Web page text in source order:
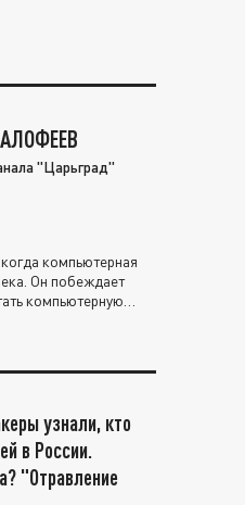
"Царьград"
компьютерная
Он побеждает
компьютерную
узнали, кто
в России.
"Отравление